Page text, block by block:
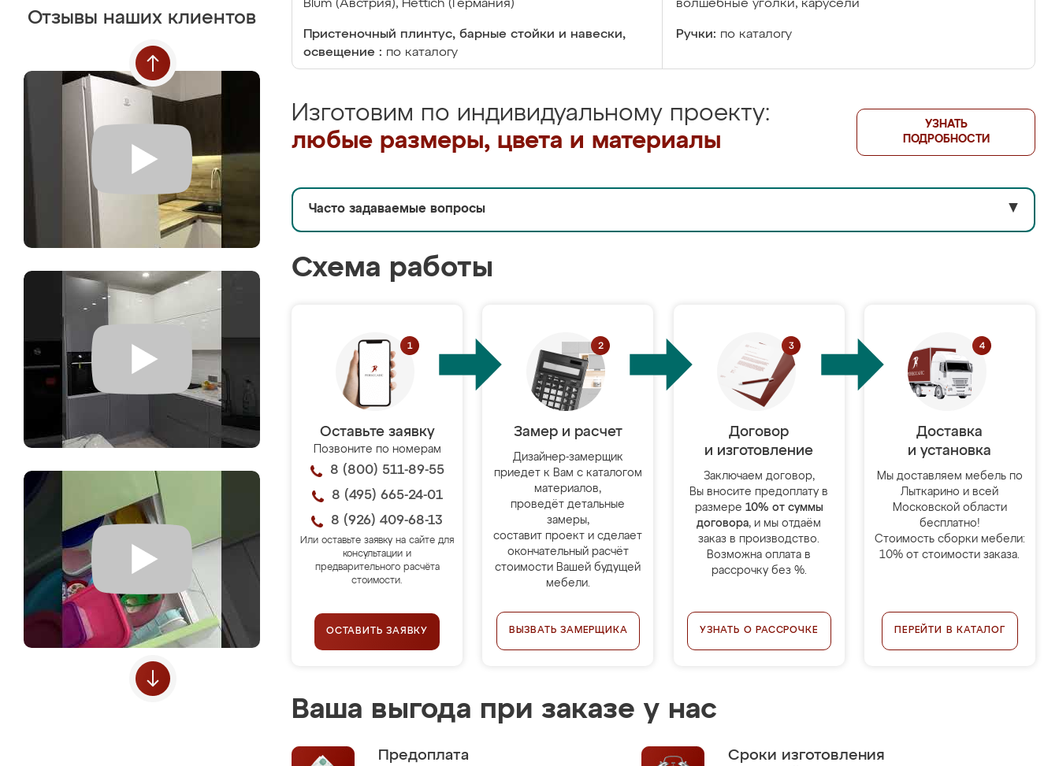
Отзывы наших клиентов
Blum (Австрия), Hettich (Германия)
волшебные уголки, карусели
Пристеночный плинтус, барные стойки и навески,
освещение : по каталогу
Ручки: по каталогу
Изготовим по индивидуальному проекту:
любые размеры, цвета и материалы
УЗНАТЬ
ПОДРОБНОСТИ
Часто задаваемые вопросы ▼
Схема работы
Оставьте заявку
Позвоните по номерам
8 (800) 511-89-55
8 (495) 665-24-01
8 (926) 409-68-13
Или оставьте заявку на сайте для
консультации и
предварительного расчёта
стоимости.
ОСТАВИТЬ ЗАЯВКУ
Замер и расчет
Дизайнер-замерщик
приедет к Вам с каталогом
материалов,
проведёт детальные
замеры,
составит проект и сделает
окончательный расчёт
стоимости Вашей будущей
мебели.
ВЫЗВАТЬ ЗАМЕРЩИКА
Договор
и изготовление
Заключаем договор,
Вы вносите предоплату в
размере 10% от суммы
договора, и мы отдаём
заказ в производство.
Возможна оплата в
рассрочку без %.
УЗНАТЬ О РАССРОЧКЕ
Доставка
и установка
Мы доставляем мебель по
Лыткарино и всей
Московской области
бесплатно!
Стоимость сборки мебели:
10% от стоимости заказа.
ПЕРЕЙТИ В КАТАЛОГ
Ваша выгода при заказе у нас
Предоплата
Сроки изготовления